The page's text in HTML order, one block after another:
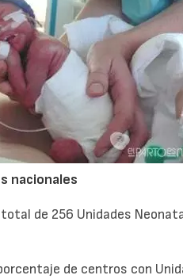
nacionales
de 256 Unidades
de centros con